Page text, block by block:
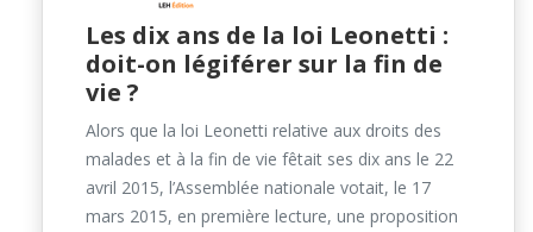
Les dix ans de la loi Leonetti :
doit-on légiférer sur la fin de
vie ?
Alors que la loi Leonetti relative aux droits des
malades et à la fin de vie fêtait ses dix ans le 22
avril 2015, l’Assemblée nationale votait, le 17
mars 2015, en première lecture, une proposition